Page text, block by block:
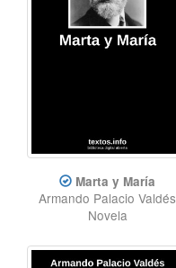
Marta y María
Armando Palacio Valdés
Novela